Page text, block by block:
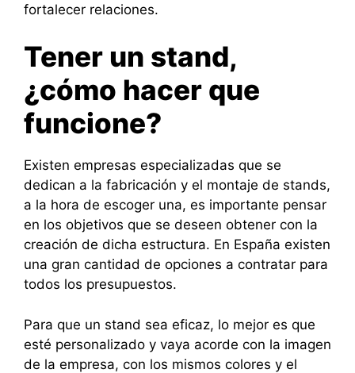
fortalecer relaciones.
Tener un stand,
¿cómo hacer que
funcione?
Existen empresas especializadas que se
dedican a la fabricación y el montaje de stands,
a la hora de escoger una, es importante pensar
en los objetivos que se deseen obtener con la
creación de dicha estructura. En España existen
una gran cantidad de opciones a contratar para
todos los presupuestos.
Para que un stand sea eficaz, lo mejor es que
esté personalizado y vaya acorde con la imagen
de la empresa, con los mismos colores y el